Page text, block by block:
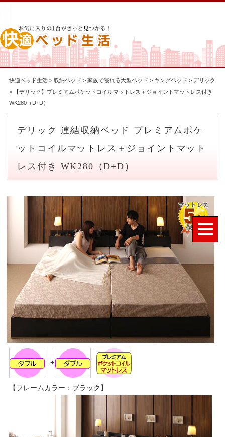
快適ベッド生活 >収納ベッド >家族で寝れる大型ベッド > キングベッド >デリック
> 【デリック】プレミアムポケットコイルマットレス＋ジョイントマットレス付き
WK280（D+D）
デリック 連結収納ベッド プレミアムポケ
ットコイルマットレス＋ジョイントマット
レス付き WK280（D+D）
+
【フレームカラー：ブラック】